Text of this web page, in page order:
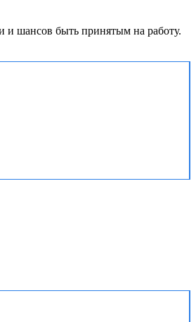
и шансов быть принятым на работу.